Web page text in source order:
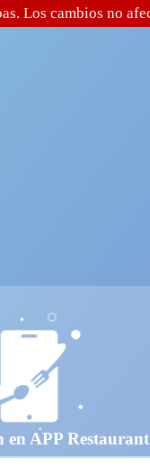
Los cambios no
en APP Restaurant